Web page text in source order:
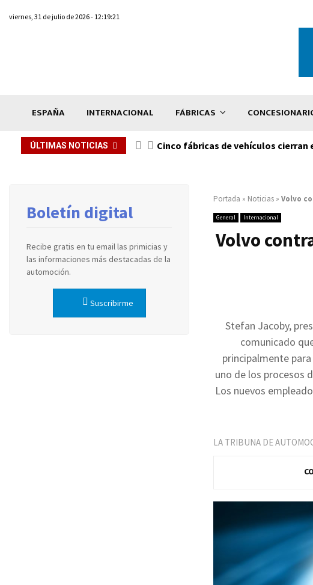
viernes, 31 de julio de 2026 - 12:19:21
ESPAÑA INTERNACIONAL FÁBRICAS
ÚLTIMAS NOTICIAS Cinco fábricas de vehículos cierran
Portada » Noticias » Volvo
General Internacional
Volvo
Stefan Jacoby,
comunicado
principalmente
uno de los procesos
Los nuevos
LA TRIBUNA DE
Boletín digital
Recibe gratis en tu email las primicias y
las informaciones más destacadas de la
automoción.
Suscribirme